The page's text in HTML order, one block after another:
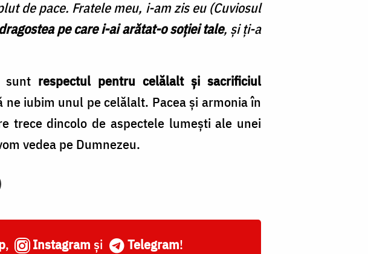
de pace. Fratele meu, i-am zis eu (Cuviosul
pe care i-ai arătat-o soției tale, și ți-a
sunt respectul pentru celălalt și sacrificiul
iubim unul pe celălalt. Pacea și armonia în
trece dincolo de aspectele lumești ale unei
vedea pe Dumnezeu.
, Instagram și Telegram!